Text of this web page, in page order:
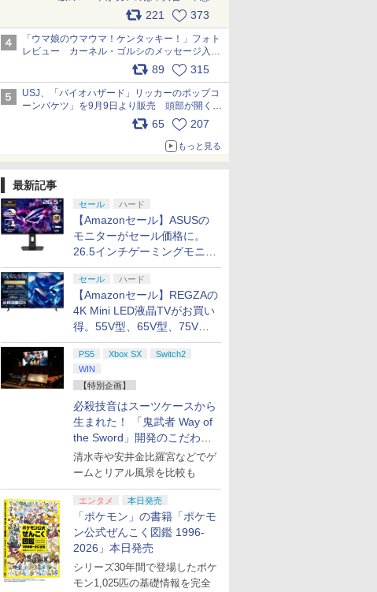
アップデートできるよう対応中221 373
「ウマ娘のウマウマ！ケンタッキー！」フォト
レビュー カーネル・ゴルシのメッセージ入り
パッケージや描き下ろしトレカなどが登場
89 315
USJ、「バイオハザード」リッカーのポップコ
ーンバケツ」を9月9日より販売 頭部が開く仕
組み。味は恐怖を堪のう「味噌フレーバー」
65 207
もっと見る
最新記事
セール ハード
【Amazonセール】ASUSの
モニターがセール価格に。
26.5インチゲーミングモニタ
ー「ROG Strix OLED
XG27ACDMS」限定モデルも
お買い得
セール ハード
【Amazonセール】REGZAの
4K Mini LED液晶TVがお買い
得。55V型、65V型、75V型
の2026年モデルがラインナ
ップ
PS5 Xbox SX
Switch2
WIN
【特別企画】
必殺技音はスーツケースから
生まれた！ 「鬼武者 Way of
the Sword」開発のこだわり
を目撃！
清水寺や安井金比羅宮などでゲ
ームとリアル風景を比較も
エンタメ 本日発売
「ポケモン」の書籍「ポケモ
ン公式ぜんこく図鑑 1996-
2026」本日発売
シリーズ30年間で登場したポケ
モン1,025匹の基礎情報を完全